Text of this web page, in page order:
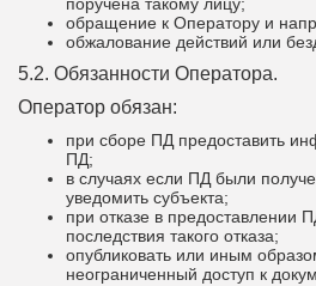
обращение к Оператору и
обжалование действий или
5.2. Обязанности Оператора.
Оператор обязан:
при сборе ПД предоставить
ПД;
в случаях если ПД были
уведомить субъекта;
при отказе в предоставлении
последствия такого отказа;
опубликовать или иным
неограниченный доступ к